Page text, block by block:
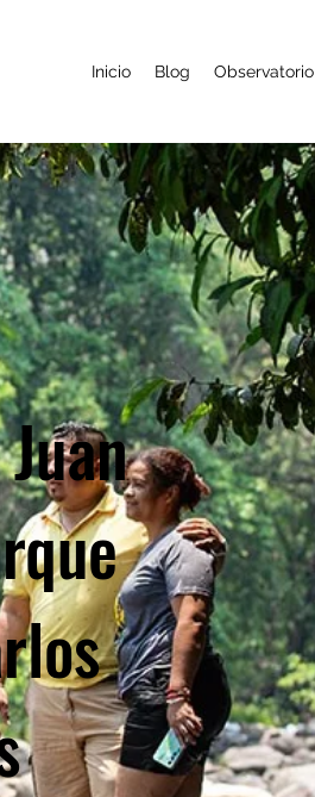
Inicio Blog Observatorio